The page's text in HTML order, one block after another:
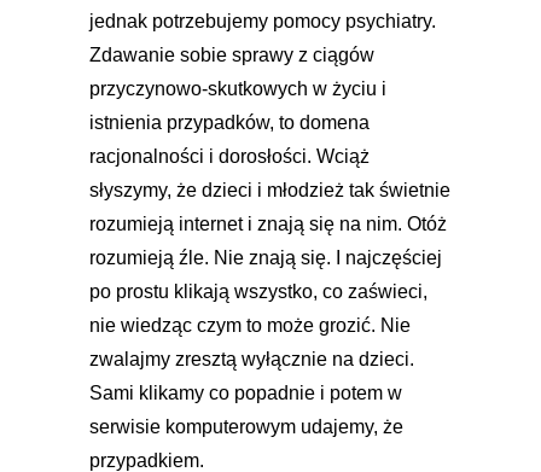
jednak potrzebujemy pomocy psychiatry.
Zdawanie sobie sprawy z ciągów
przyczynowo-skutkowych w życiu i
istnienia przypadków, to domena
racjonalności i dorosłości. Wciąż
słyszymy, że dzieci i młodzież tak świetnie
rozumieją internet i znają się na nim. Otóż
rozumieją źle. Nie znają się. I najczęściej
po prostu klikają wszystko, co zaświeci,
nie wiedząc czym to może grozić. Nie
zwalajmy zresztą wyłącznie na dzieci.
Sami klikamy co popadnie i potem w
serwisie komputerowym udajemy, że
przypadkiem.